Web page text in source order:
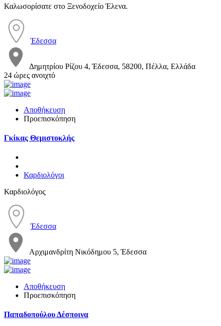
Καλωσορίσατε στο Ξενοδοχείο Έλενα.
Έδεσσα
Δημητρίου Ρίζου 4, Έδεσσα, 58200, Πέλλα, Ελλάδα
24 ώρες ανοιχτό
Αποθήκευση
Προεπισκόπηση
Γκίκας Θεμιστοκλής
Καρδιολόγοι
Καρδιολόγος
Έδεσσα
Αρχιμανδρίτη Νικόδημου 5, Έδεσσα
Αποθήκευση
Προεπισκόπηση
Παπαδοπούλου Δέσποινα